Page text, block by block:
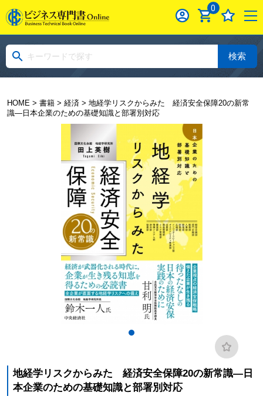
0
検索
HOME> 書籍> 経済 > 地経学リスクからみた 経済安全保障20の新常
識―日本企業のための基礎知識と部署別対応
地経学リスクからみた 経済安全保障20の新常識―日
本企業のための基礎知識と部署別対応